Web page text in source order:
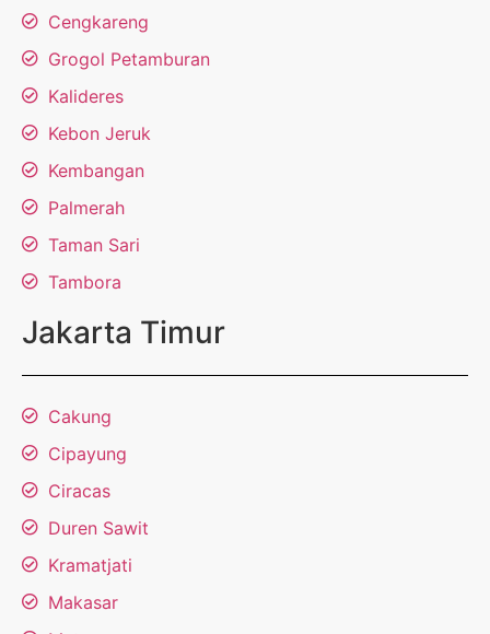
Cengkareng
Grogol Petamburan
Kalideres
Kebon Jeruk
Kembangan
Palmerah
Taman Sari
Tambora
Jakarta Timur
Cakung
Cipayung
Ciracas
Duren Sawit
Kramatjati
Makasar